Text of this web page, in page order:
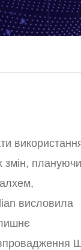
змін, плануючи
висловила